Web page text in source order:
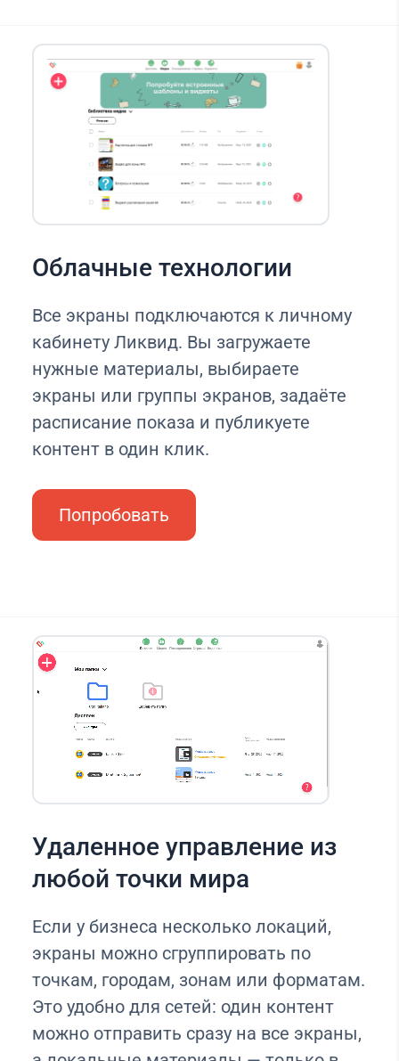
Облачные технологии
Все экраны подключаются к личному
кабинету Ликвид. Вы загружаете
нужные материалы, выбираете
экраны или группы экранов, задаёте
расписание показа и публикуете
контент в один клик.
Попробовать
Удаленное управление из
любой точки мира
Если у бизнеса несколько локаций,
экраны можно сгруппировать по
точкам, городам, зонам или форматам.
Это удобно для сетей: один контент
можно отправить сразу на все экраны,